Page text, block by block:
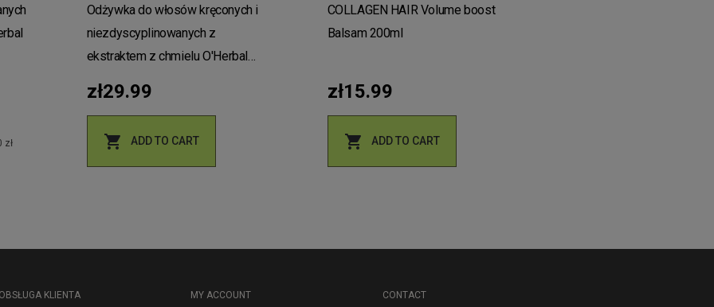
zł
Odżywka do włosów kręconych i
niezdyscyplinowanych z
ekstraktem z chmielu O'Herbal
zł29.99
 ADD TO CART
COLLAGEN HAIR Volume boost
Balsam 200ml
zł15.99
 ADD TO CART
OBSŁUGA KLIENTA
MY ACCOUNT
CONTACT